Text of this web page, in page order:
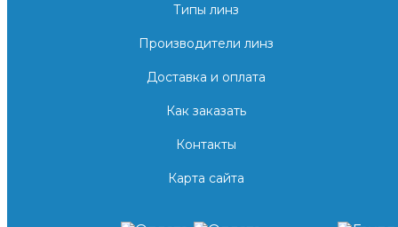
Типы линз
Производители линз
Доставка и оплата
Как заказать
Контакты
Карта сайта